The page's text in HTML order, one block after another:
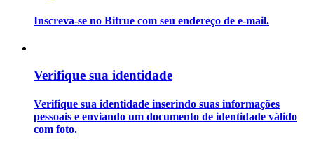
Estratégias de negociação
Aprenda como se manter lucrativo
Inscreva-se no Bitrue com seu endereço de e-mail.
Verifique sua identidade
Verifique sua identidade inserindo suas informações
pessoais e enviando um documento de identidade válido
com foto.